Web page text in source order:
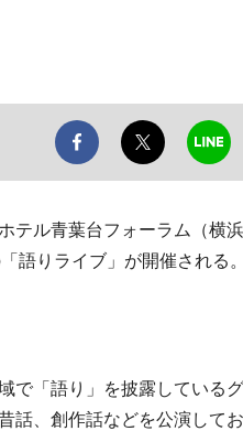
テル青葉台フォーラム（横
語りライブ」が開催される。
で「語り」を披露している
話、創作話などを公演して